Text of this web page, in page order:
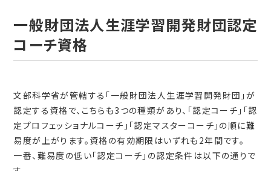
一般財団法人生涯学習開発財団認定
コーチ資格
文部科学省が管轄する「一般財団法人生涯学習開発財団」が
認定する資格で、こちらも3つの種類があり、「認定コーチ」「認
定プロフェッショナルコーチ」「認定マスターコーチ」の順に難
易度が上がります。資格の有効期限はいずれも2年間です。
一番、難易度の低い「認定コーチ」の認定条件は以下の通りで